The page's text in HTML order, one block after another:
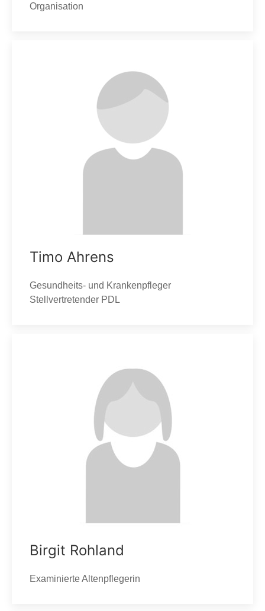
Organisation
Timo Ahrens
Gesundheits- und Krankenpfleger
Stellvertretender PDL
Birgit Rohland
Examinierte Altenpflegerin